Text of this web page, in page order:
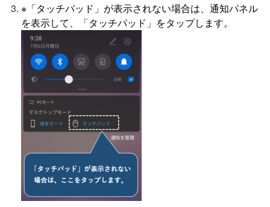
※「タッチパッド」が表示されない場合は、通知パネル
を表示して、「タッチパッド」をタップします。